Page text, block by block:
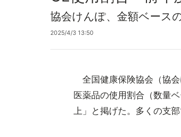
協会けんぽ、金額ベース
2025/4/3 13:50
全国健康保険協会（協会
医薬品の使用割合（数量
上」と掲げた。多くの支